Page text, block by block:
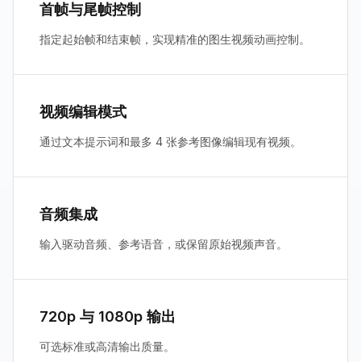
首帧与尾帧控制
指定起始帧和结束帧，实现精准的图生视频动画控制。
视频编辑模式
通过文本提示词和最多 4 张参考图像编辑现有视频。
音频集成
输入驱动音频、参考语音，或保留原始视频声音。
720p 与 1080p 输出
可选标准或高清输出质量。